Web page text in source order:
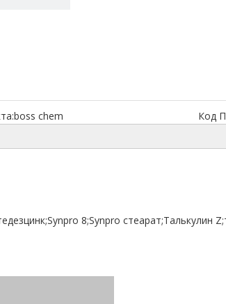
boss chem Код
8;Synpro стеарат;Талькулин